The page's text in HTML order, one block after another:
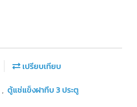
เปรียบเทียบ
, ตู้แช่แข็งฝาทึบ 3 ประตู